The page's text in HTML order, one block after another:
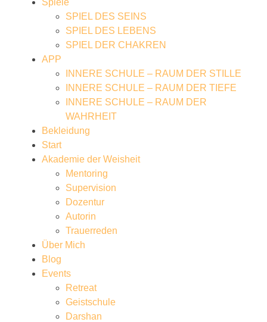
Spiele
SPIEL DES SEINS
SPIEL DES LEBENS
SPIEL DER CHAKREN
APP
INNERE SCHULE – RAUM DER STILLE
INNERE SCHULE – RAUM DER TIEFE
INNERE SCHULE – RAUM DER
WAHRHEIT
Bekleidung
Start
Akademie der Weisheit
Mentoring
Supervision
Dozentur
Autorin
Trauerreden
Über Mich
Blog
Events
Retreat
Geistschule
Darshan